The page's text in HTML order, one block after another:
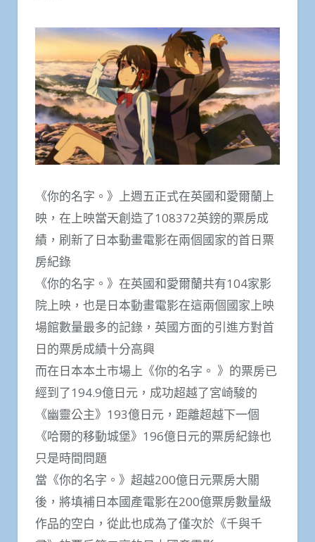
《你的名字。》上週五正式在英國和愛爾蘭上
映，在上映當天創造了108372英鎊的票房成
績，刷新了日本動畫電影在兩個國家的首日票
房紀錄
《你的名字。》在英國和愛爾蘭共有104家影
院上映，也是日本動畫電影在這兩個國家上映
場館數量最多的記錄，英國方面的引進方對首
日的票房成績十分高興
而在日本本土市場上《你的名字。 》的票房已
經到了194.9億日元，成功超越了宮崎駿的
《幽靈公主》193億日元，距離超越下一個
《哈爾的移動城堡》196億日元的票房紀錄也
只是時間問題
當《你的名字。》超越200億日元票房大關
後，將填補日本國產電影在200億票房數量級
作品的空白，從此也成為了僅次於《千與千